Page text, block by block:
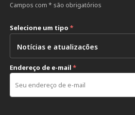
Campos com * são obrigatórios
Selecione um tipo *
Endereço de e-mail *